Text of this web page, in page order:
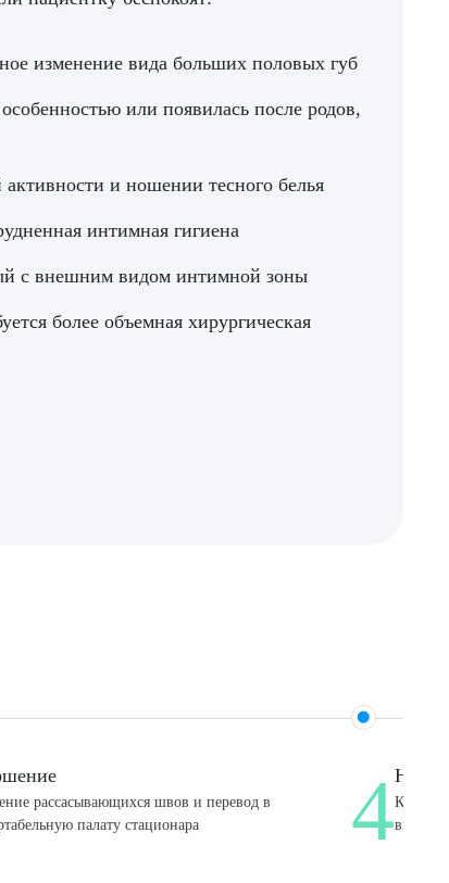
изменение вида больших половых губ
или появилась после родов,
и ношении тесного белья
интимная гигиена
с внешним видом интимной зоны
более объемная хирургическая
рассасывающихся швов и перевод в
палату стационара
4